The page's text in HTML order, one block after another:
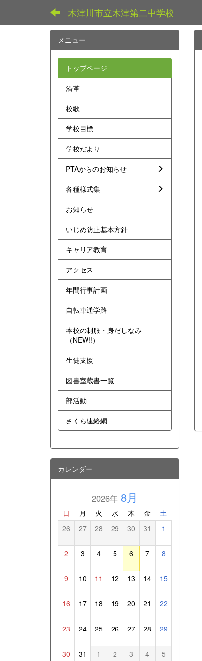
木津川市立木津第二中学校
メニュー
トップページ
沿革
校歌
学校目標
学校だより
PTAからのお知らせ
各種様式集
お知らせ
いじめ防止基本方針
キャリア教育
アクセス
年間行事計画
自転車通学路
本校の制服・身だしなみ
（NEW!!）
生徒支援
図書室蔵書一覧
部活動
さくら連絡網
カレンダー
2026年8月
日 月 火 水 木 金 土
26 27 28 29 30 31 1
2 3 4 5 6 7 8
9 10 11 12 13 14 15
16 17 18 19 20 21 22
23 24 25 26 27 28 29
30 31 1 2 3 4 5